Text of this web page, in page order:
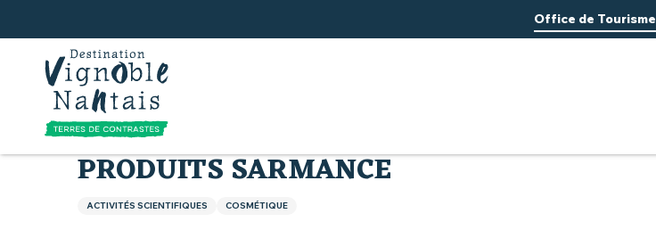
principal
Office de Tourisme
Accueil
PRODUITS SARMANCE
ACTIVITÉS SCIENTIFIQUES COSMÉTIQUE